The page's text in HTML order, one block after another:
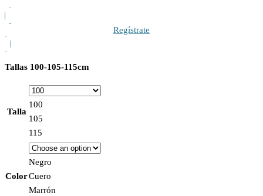
Regístrate
Tallas 100-105-115cm
Talla
100
105
115
Color
Negro
Cuero
Marrón